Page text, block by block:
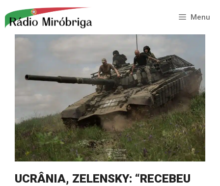
para
conteúdo
Menu
UCRÂNIA, ZELENSKY: “RECEBEU